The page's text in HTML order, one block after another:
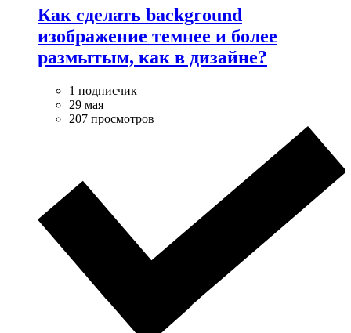
Как сделать background
изображение темнее и более
размытым, как в дизайне?
1 подписчик
29 мая
207 просмотров